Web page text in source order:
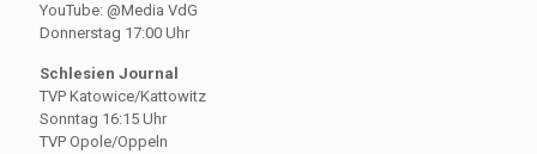
YouTube: @Media VdG
Donnerstag 17:00 Uhr
Schlesien Journal
TVP Katowice/Kattowitz
Sonntag 16:15 Uhr
TVP Opole/Oppeln